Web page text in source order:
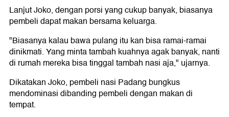
Lanjut Joko, dengan porsi yang cukup banyak, biasanya
pembeli dapat makan bersama keluarga.
"Biasanya kalau bawa pulang itu kan bisa ramai-ramai
dinikmati. Yang minta tambah kuahnya agak banyak, nanti
di rumah mereka bisa tinggal tambah nasi aja," ujarnya.
Dikatakan Joko, pembeli nasi Padang bungkus
mendominasi dibanding pembeli dengan makan di
tempat.